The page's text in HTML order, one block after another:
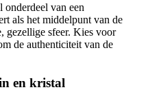
onderdeel van een
als het middelpunt van de
gezellige sfeer. Kies voor
de authenticiteit van de
en kristal